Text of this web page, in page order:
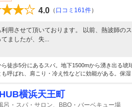
4.0 （ 口コミ161件）
利用させて頂いております。 以前、熱波師の
てましたが、失...
ら徒歩5分にあるスパ。地下1500mから湧き出る琥
呼ばれ、肩こり・冷え性などに効能がある。保湿
横浜天王町
呂・スパ・サロン、BBQ・バーベキュー場